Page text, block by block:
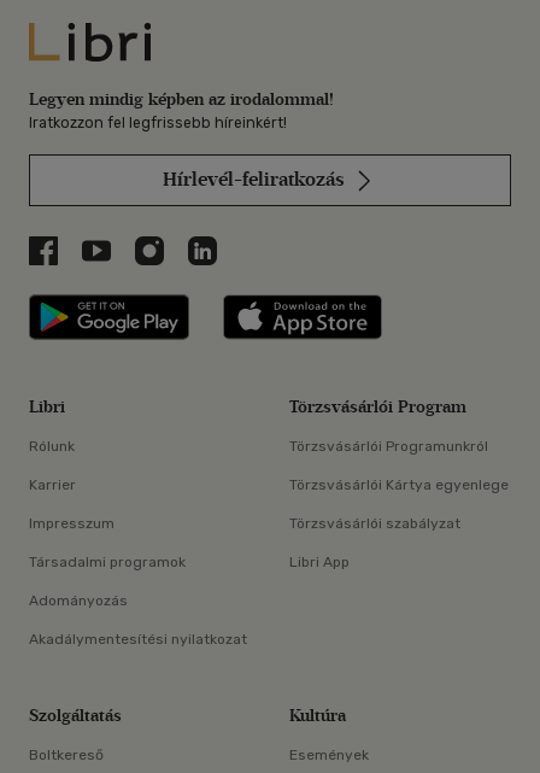
Libri
Legyen mindig képben az irodalommal!
Iratkozzon fel legfrissebb híreinkért!
Hírlevél-feliratkozás
Libri a Facebookon
Libri a Youtube-on
Libri az Instagramon
Libri a LinkedInen
Libri applikáció Szerezd meg: Google
Libri
Rólunk
Karrier
Impresszum
Társadalmi programok
Adományozás
Akadálymentesítési nyilatkozat
Törzsvásárlói Program
Törzsvásárlói Programunkról
Törzsvásárlói Kártya egyenlege
Törzsvásárlói szabályzat
Libri App
Szolgáltatás
Boltkereső
Kultúra
Események